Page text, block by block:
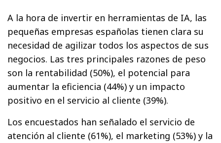
A la hora de invertir en herramientas de IA, las
pequeñas empresas españolas tienen clara su
necesidad de agilizar todos los aspectos de sus
negocios. Las tres principales razones de peso
son la rentabilidad (50%), el potencial para
aumentar la eficiencia (44%) y un impacto
positivo en el servicio al cliente (39%).
Los encuestados han señalado el servicio de
atención al cliente (61%), el marketing (53%) y la